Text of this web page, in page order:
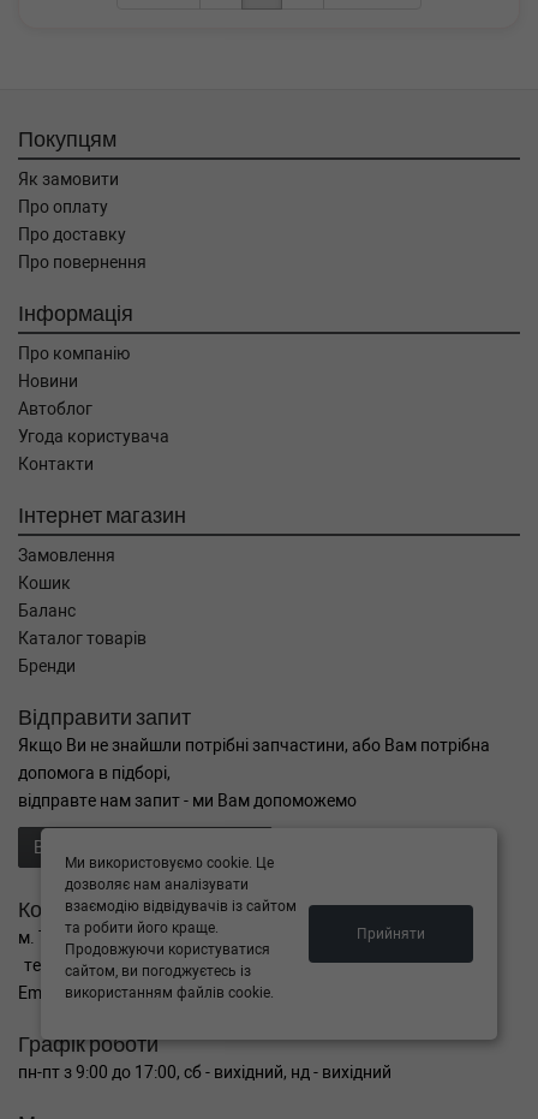
Покупцям
Як замовити
Про оплату
Про доставку
Про повернення
Інформація
Про компанію
Новини
Автоблог
Угода користувача
Контакти
Інтернет магазин
Замовлення
Кошик
Баланс
Каталог товарів
Бренди
Відправити запит
Якщо Ви не знайшли потрібні запчастини, або Вам потрібна
допомога в підборі,
відправте нам запит - ми Вам допоможемо
Відправити запит продавцю
Контакти
м. Тернопіль вул. Микулинецька 106а
тел. +38(099)650-59-19
Email. autokitparts@yahoo.com
Графік роботи
пн-пт з 9:00 до 17:00, сб - вихідний, нд - вихідний
Ми використовуємо cookie. Це
дозволяє нам аналізувати
взаємодію відвідувачів із сайтом
та робити його краще.
Продовжуючи користуватися
сайтом, ви погоджуєтесь із
використанням файлів cookie.
Прийняти